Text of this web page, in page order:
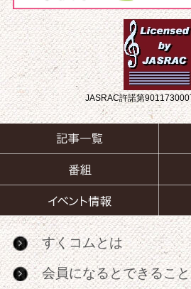
JASRAC許諾第
すくコムとは
会員になるとできること